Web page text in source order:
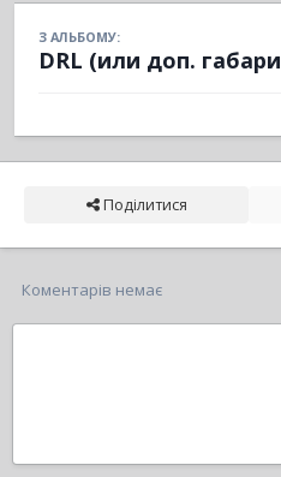
З АЛЬБОМУ:
DRL (или доп.
Поділитися
Коментарів немає